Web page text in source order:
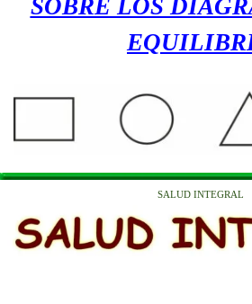
SOBRE LOS
SALUD INTEGRAL